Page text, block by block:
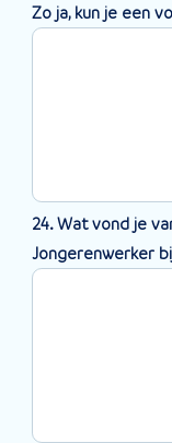
Zo ja, kun je een
24. Wat vond je
Jongerenwerker